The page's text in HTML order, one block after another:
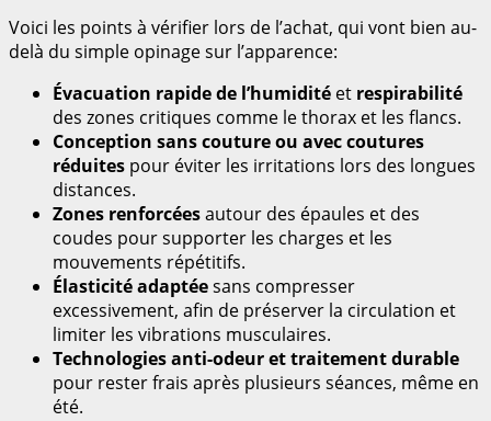
Voici les points à vérifier lors de l’achat, qui vont bien au-
delà du simple opinage sur l’apparence:
Évacuation rapide de l’humidité et respirabilité
des zones critiques comme le thorax et les flancs.
Conception sans couture ou avec coutures
réduites pour éviter les irritations lors des longues
distances.
Zones renforcéesautour des épaules et des
coudes pour supporter les charges et les
mouvements répétitifs.
Élasticité adaptéesans compresser
excessivement, afin de préserver la circulation et
limiter les vibrations musculaires.
Technologies anti-odeur et traitement durable
pour rester frais après plusieurs séances, même en
été.